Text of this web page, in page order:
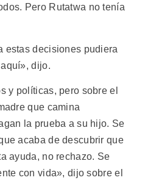
Pero Rutatwa no tenía
estas decisiones pudiera
dijo.
y políticas, pero sobre el
que camina
la prueba a su hijo. Se
acaba de descubrir que
ayuda, no rechazo. Se
con vida», dijo sobre el